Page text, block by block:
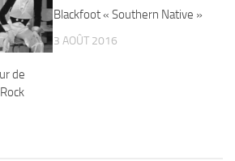
de
Blackfoot « Southern Native »
3 AOÛT 2016